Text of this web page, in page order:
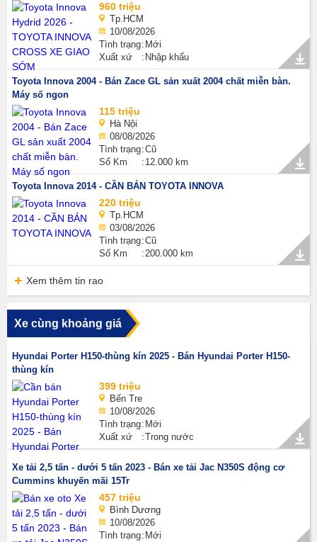
960 triệu
Tp.HCM
10/08/2026
Tình trạng Mới
Xuất xứ
Nhập khẩu
Toyota Innova 2004 - Bán Zace GL sản xuất 2004 chất miễn bàn.
Máy số ngon
115 triệu
Hà Nội
08/08/2026
Tình trạng Cũ
Số Km
12.000 km
Toyota Innova 2014 - CẦN BÁN TOYOTA INNOVA
220 triệu
Tp.HCM
03/08/2026
Tình trạng Cũ
Số Km
200.000 km
Xem thêm tin rao
Xe cùng khoảng giá
Hyundai Porter H150-thùng kín 2025 - Bán Hyundai Porter H150-
thùng kín
399 triệu
Bến Tre
10/08/2026
Tình trạng Mới
Xuất xứ
Trong nước
Xe tải 2,5 tấn - dưới 5 tấn 2023 - Bán xe tải Jac N350S động cơ
Cummins khuyến mãi 15Tr
457 triệu
Bình Dương
10/08/2026
Tình trạng Mới